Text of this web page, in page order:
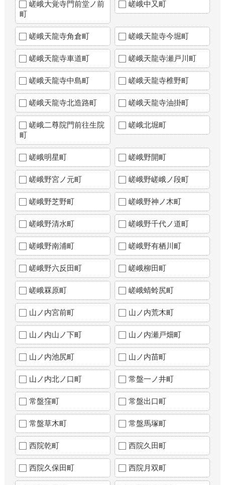
嵯峨大覚寺門前堂ノ前
町
嵯峨中又町
嵯峨天龍寺角倉町 嵯峨天龍寺今堀町
嵯峨天龍寺車道町 嵯峨天龍寺瀬戸川町
嵯峨天龍寺中島町 嵯峨天龍寺椎野町
嵯峨天龍寺北造路町 嵯峨天龍寺油掛町
嵯峨二尊院門前往生院
町
嵯峨北堀町
嵯峨明星町 嵯峨野開町
嵯峨野宮ノ元町 嵯峨野嵯峨ノ段町
嵯峨野芝野町 嵯峨野神ノ木町
嵯峨野清水町 嵯峨野千代ノ道町
嵯峨野南浦町 嵯峨野有栖川町
嵯峨野六反田町 嵯峨柳田町
嵯峨罧原町 嵯峨蜻蛉尻町
山ノ内宮前町 山ノ内荒木町
山ノ内山ノ下町 山ノ内瀬戸畑町
山ノ内池尻町 山ノ内苗町
山ノ内北ノ口町 常盤一ノ井町
常盤窪町 常盤出口町
常盤草木町 常盤馬塚町
西院乾町 西院久田町
西院久保田町 西院月双町